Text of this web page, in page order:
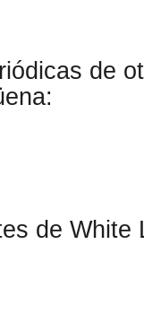
de
de White